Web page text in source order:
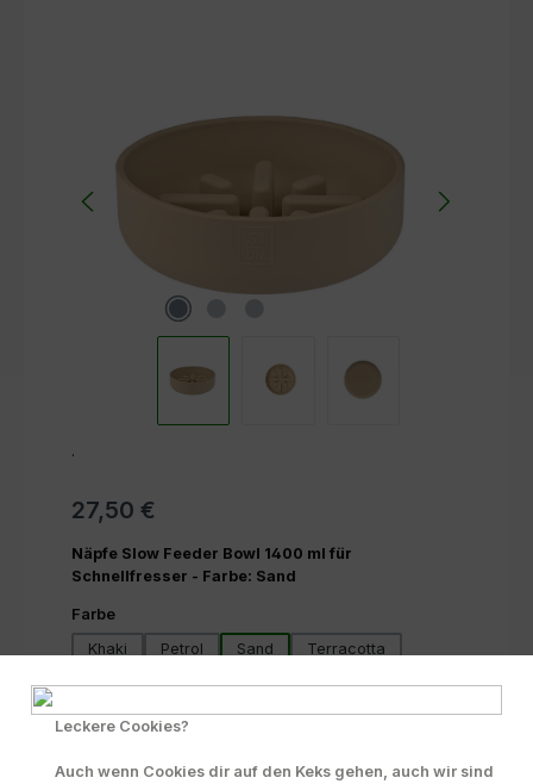
.
27,50 €
Näpfe Slow Feeder Bowl 1400 ml für
Schnellfresser - Farbe: Sand
Farbeauswählen
Khaki
Petrol Sand Terracotta
Produkt Anzahl: Gib den gewünschten Wert ein oder benutze die
Leckere Cookies?
Auch wenn Cookies dir auf den Keks gehen, auch wir sind